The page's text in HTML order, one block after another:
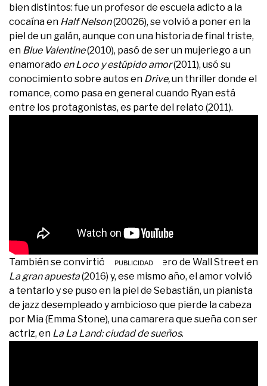
bien distintos: fue un profesor de escuela adicto a la
cocaína en Half Nelson(20026), se volvió a poner en la
piel de un galán, aunque con una historia de final triste,
en Blue Valentine(2010), pasó de ser un mujeriego a un
enamorado en Loco y estúpido amor(2011), usó su
conocimiento sobre autos en Drive,un thriller donde el
romance, como pasa en general cuando Ryan está
entre los protagonistas, es parte del relato (2011).
También se convirtió en un banquero de Wall Street en
La gran apuesta(2016) y, ese mismo año, el amor volvió
a tentarlo y se puso en la piel de Sebastián, un pianista
de jazz desempleado y ambicioso que pierde la cabeza
por Mia (Emma Stone), una camarera que sueña con ser
actriz, en La La Land: ciudad de sueños.